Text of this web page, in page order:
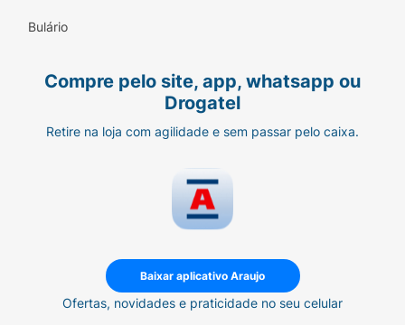
Bulário
Compre pelo site, app, whatsapp ou
Drogatel
Retire na loja com agilidade e sem passar pelo caixa.
Baixar aplicativo Araujo
Ofertas, novidades e praticidade no seu celular